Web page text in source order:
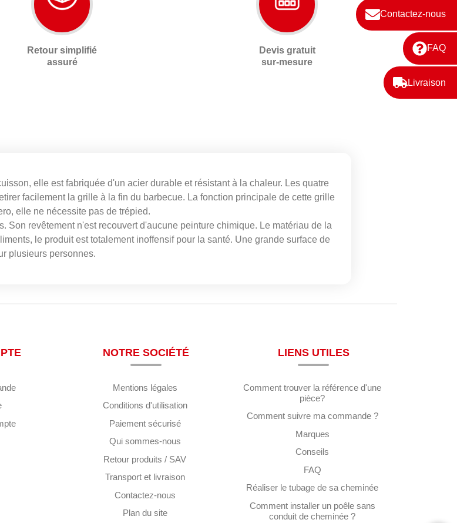
Contactez-nous
FAQ
Livraison
Retour simplifié
assuré
Devis gratuit
sur-mesure
elle est fabriquée d'un acier durable et résistant à la chaleur. Les quatre
facilement la grille à la fin du barbecue. La fonction principale de cette grille
elle ne nécessite pas de trépied.
Son revêtement n'est recouvert d'aucune peinture chimique. Le matériau de la
le produit est totalement inoffensif pour la santé. Une grande surface de
plusieurs personnes.
NOTRE SOCIÉTÉ
Mentions légales
Conditions d'utilisation
Paiement sécurisé
Qui sommes-nous
Retour produits / SAV
Transport et livraison
Contactez-nous
Plan du site
LIENS UTILES
Comment trouver la référence d'une
pièce?
Comment suivre ma commande ?
Marques
Conseils
FAQ
Réaliser le tubage de sa cheminée
Comment installer un poêle sans
conduit de cheminée ?